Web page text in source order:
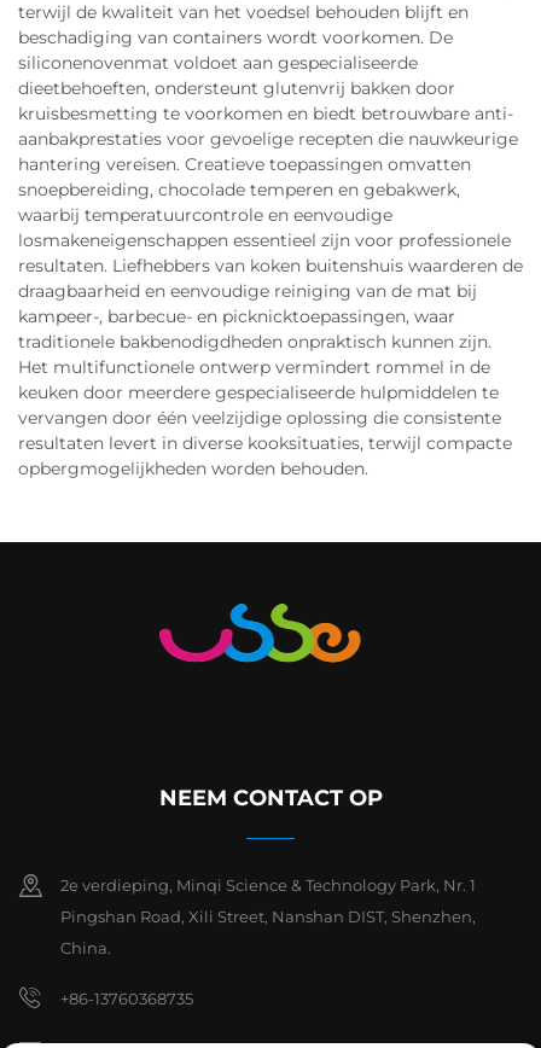
terwijl de kwaliteit van het voedsel behouden blijft en
beschadiging van containers wordt voorkomen. De
siliconenovenmat voldoet aan gespecialiseerde
dieetbehoeften, ondersteunt glutenvrij bakken door
kruisbesmetting te voorkomen en biedt betrouwbare anti-
aanbakprestaties voor gevoelige recepten die nauwkeurige
hantering vereisen. Creatieve toepassingen omvatten
snoepbereiding, chocolade temperen en gebakwerk,
waarbij temperatuurcontrole en eenvoudige
losmakeneigenschappen essentieel zijn voor professionele
resultaten. Liefhebbers van koken buitenshuis waarderen de
draagbaarheid en eenvoudige reiniging van de mat bij
kampeer-, barbecue- en picknicktoepassingen, waar
traditionele bakbenodigdheden onpraktisch kunnen zijn.
Het multifunctionele ontwerp vermindert rommel in de
keuken door meerdere gespecialiseerde hulpmiddelen te
vervangen door één veelzijdige oplossing die consistente
resultaten levert in diverse kooksituaties, terwijl compacte
opbergmogelijkheden worden behouden.
NEEM CONTACT OP
2e verdieping, Minqi Science & Technology Park, Nr. 1
Pingshan Road, Xili Street, Nanshan DIST, Shenzhen,
China.
+86-13760368735